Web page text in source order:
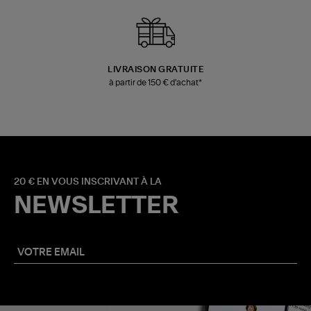
LIVRAISON GRATUITE
à partir de 150 € d'achat*
20 € EN VOUS INSCRIVANT À LA
NEWSLETTER